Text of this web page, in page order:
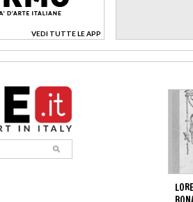
VEDI TUTTE LE APP
>